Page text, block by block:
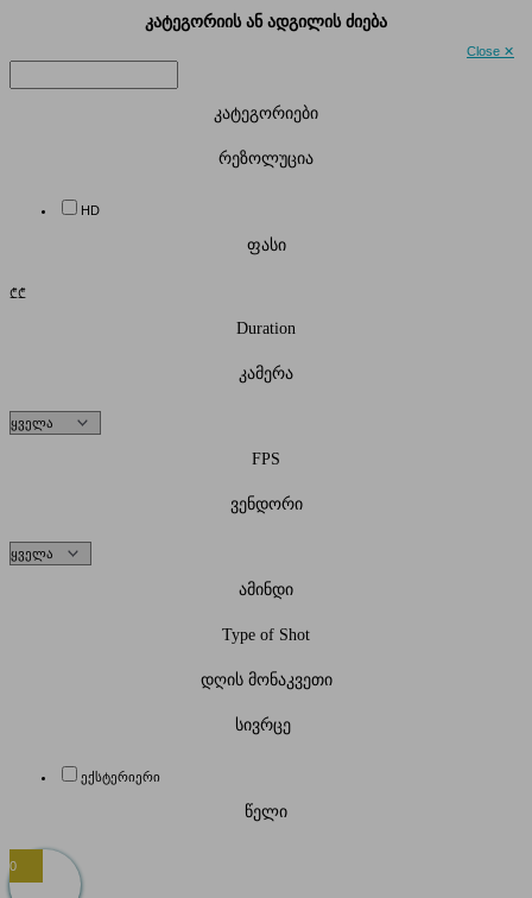
Close ✕
კატეგორიის ან ადგილის ძიება
კატეგორიები
რეზოლუცია
HD
ფასი
₾₾
Duration
კამერა
FPS
ვენდორი
ამინდი
Type of Shot
დღის მონაკვეთი
სივრცე
ექსტერიერი
წელი
0